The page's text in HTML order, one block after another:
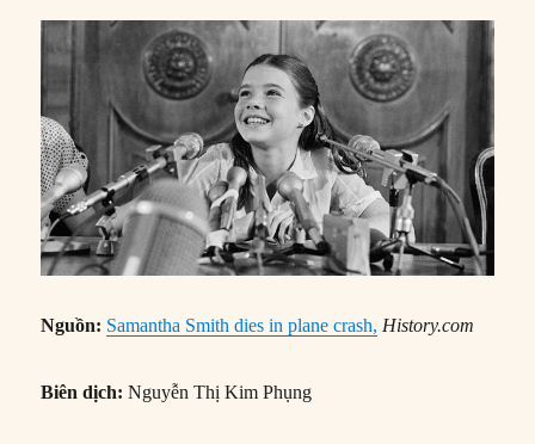
Nguồn: Samantha Smith dies in plane crash, History.com
Biên dịch: Nguyễn Thị Kim Phụng